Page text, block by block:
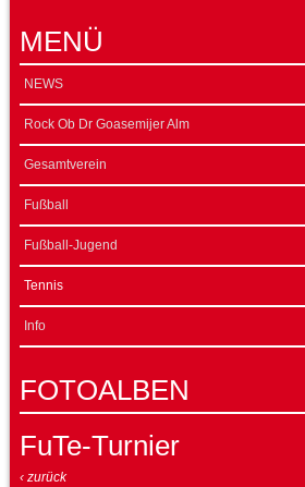
MENÜ
NEWS
Rock Ob Dr Goasemijer Alm
Gesamtverein
Fußball
Fußball-Jugend
Tennis
Info
FOTOALBEN
FuTe-Turnier
‹ zurück